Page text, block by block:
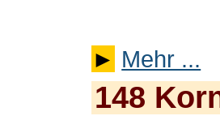
► Mehr ...
148